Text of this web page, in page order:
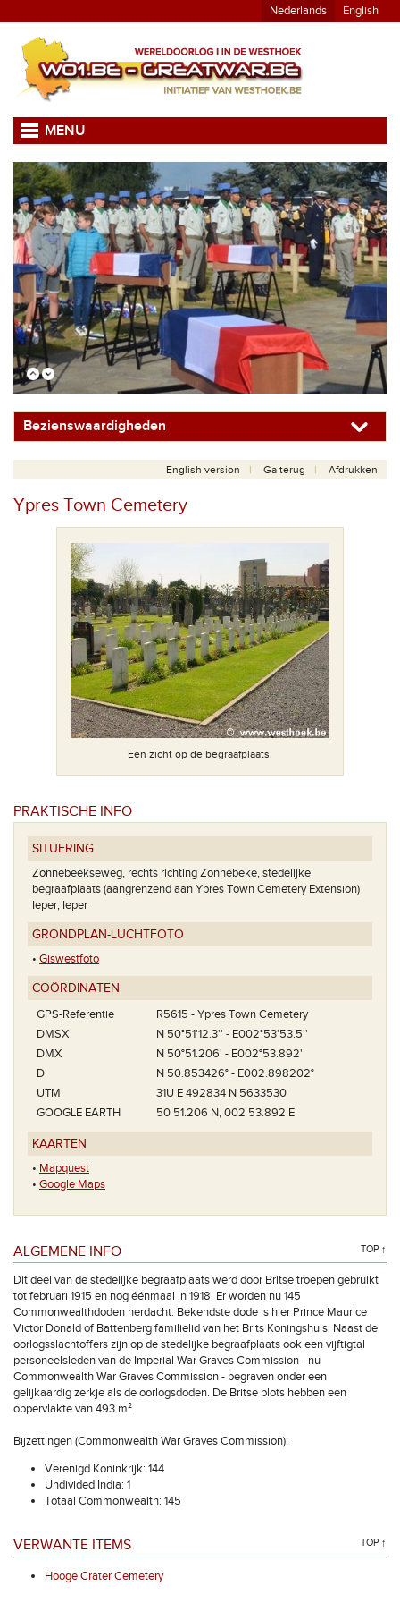
Nederlands English
MENU
Bezienswaardigheden
English version Ga terug Afdrukken
Ypres Town Cemetery
Een zicht op de begraafplaats.
PRAKTISCHE INFO
SITUERING
Zonnebeekseweg, rechts richting Zonnebeke, stedelijke
begraafplaats (aangrenzend aan Ypres Town Cemetery Extension)
Ieper, Ieper
GRONDPLAN-LUCHTFOTO
• Giswestfoto
COÖRDINATEN
GPS-Referentie
R5615 - Ypres Town Cemetery
DMSX
N 50°51'12.3'' - E002°53'53.5''
DMX
N 50°51.206' - E002°53.892'
D
N 50.853426° - E002.898202°
UTM
31U E 492834 N 5633530
GOOGLE EARTH
50 51.206 N, 002 53.892 E
KAARTEN
• Mapquest
• Google Maps
ALGEMENE INFO TOP ↑
Dit deel van de stedelijke begraafplaats werd door Britse troepen gebruikt
tot februari 1915 en nog éénmaal in 1918. Er worden nu 145
Commonwealthdoden herdacht. Bekendste dode is hier Prince Maurice
Victor Donald of Battenberg familielid van het Brits Koningshuis. Naast de
oorlogsslachtoffers zijn op de stedelijke begraafplaats ook een vijftigtal
personeelsleden van de Imperial War Graves Commission - nu
Commonwealth War Graves Commission - begraven onder een
gelijkaardig zerkje als de oorlogsdoden. De Britse plots hebben een
oppervlakte van 493 m².
Bijzettingen (Commonwealth War Graves Commission):
Verenigd Koninkrijk: 144
Undivided India: 1
Totaal Commonwealth: 145
VERWANTE ITEMS TOP ↑
Hooge Crater Cemetery